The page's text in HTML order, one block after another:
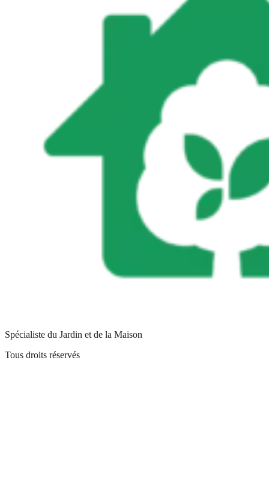
Spécialiste du Jardin et de la Maison
Tous droits réservés